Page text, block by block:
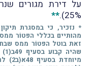
25%).
**
מהותיים בכללי הפטוֹר
זאת בוטל הפטוֹר ממס